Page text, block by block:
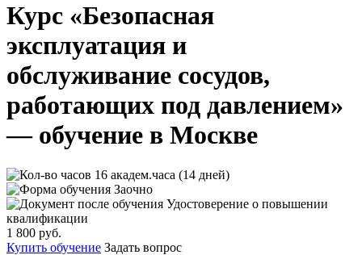
Курс «Безопасная
эксплуатация и
обслуживание сосудов,
работающих под давлением»
— обучение в Москве
16 академ.часа (14 дней)
Заочно
Удостоверение о повышении
квалификации
1 800 руб.
Купить обучение Задать вопрос